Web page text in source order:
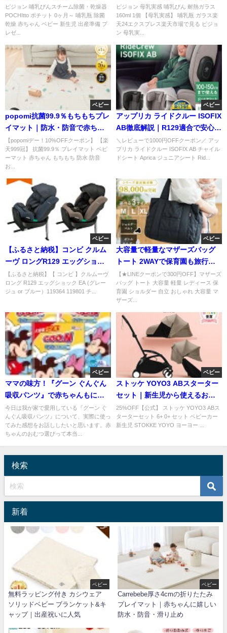
出産準備で人気の理由
ピジョン 哺乳びんスチーム除菌・乾燥器
POCHItto ポチット 0ヶ月～ 哺乳瓶 除菌
乾燥 赤ちゃん ベビー 新生児 出産準備 プ
レゼ...
生児にも使いやすい哺乳瓶
ピジョン 母乳実感 哺乳びん 耐熱ガラス
160ml 1個 【母乳実感】 哺乳瓶 ガラス楽
天24エクスプレス楽天市場で見る ピジョ
ン 母乳実...
ベビー
popomi抗菌99.9％もちもちプレ
イマット｜防水・防音で赤ちゃ
んに安心
【popomiデー！10%OFFクーポン】 【楽
天999冠】 抗菌99.9％ プレイマット ベビ
ーマット 赤ちゃん もちもち 防水 防音
お...
ベビー
アップリカ ライドクルー ISOFIX
AB徹底解説｜R129適合で安心の
ジュニアシート
＼レビューで1000円OFFクーポン／ アッ
プリカ ライドクルー ISOFIX AB チャイル
ドシート Aprica ジュニアシート Rid...
ベビー
【ふるさと納税】コンビ クルム
ーヴ ロングR129 エッグショッ
クEA｜新生児から10才頃まで使
える
【ふるさと納税】【 コンビ 】クルムーヴ
ロング R129 エッグショック EA (グレー
ジュ or ブルー）119364 119801 チ...
ベビー
大容量で軽量なマザーズバッグ
トート 2WAYで保育園も旅行も
快適
【★LINEクーポンで300円OFF】マザーズ
バッグ トート 大容量 軽量 レディース 保
育園 ショルダー 自立 おしゃれ 大容量 マ
ザーズ...
ベビー
ママの味方！『グーン ぐんぐん
吸収パンツ』で赤ちゃんもにっ
こり♪口コミレビュー
今日は我が家で愛用している『グーン ぐ
んぐん吸収パンツ』について、実際に使っ
てみた感想をお話ししたいと思います。赤
ちゃんのおむつ選びって本当...
ベビー
ストッケ YOYO3 ABスターター
セット｜新生児から使えるおし
ゃれベビーカー
25%OFF【公式】 ストッケ YOYO3 ABス
ターターセット 6+ 0+ セット ベビーカー
新生児 STOKKE YOYO ヨーヨー ...
検索
新着
ベビー
無料ラッピング付き カシウェア
ソリッドベビー ブランケット&キ
ャップ｜出産祝いに人気
ベビー
Carrebebe厚さ4cmの折りたたみ
プレイマット｜赤ちゃんに嬉しい
防水・防音・滑り止め